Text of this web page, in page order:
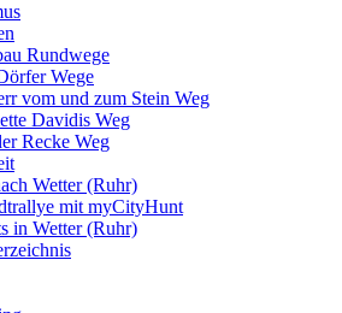
Rundwege
Wege
vom und zum Stein Weg
Davidis Weg
Recke Weg
Wetter (Ruhr)
mit myCityHunt
in Wetter (Ruhr)